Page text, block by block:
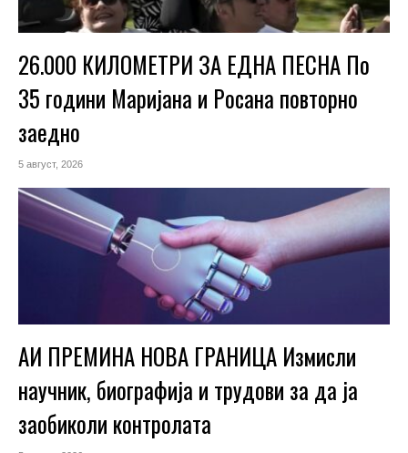
26.000 КИЛОМЕТРИ ЗА ЕДНА ПЕСНА По
35 години Маријана и Росана повторно
заедно
5 август, 2026
АИ ПРЕМИНА НОВА ГРАНИЦА Измисли
научник, биографија и трудови за да ја
заобиколи контролата